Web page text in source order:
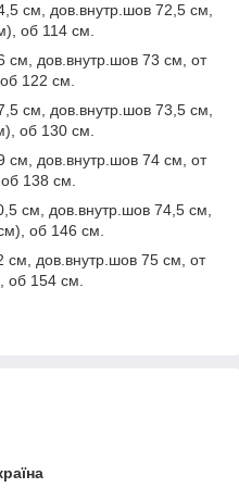
см, дов.внутр.шов 72,5 см,
об 114 см.
см, дов.внутр.шов 73 см, от
122 см.
см, дов.внутр.шов 73,5 см,
об 130 см.
см, дов.внутр.шов 74 см, от
138 см.
см, дов.внутр.шов 74,5 см,
об 146 см.
см, дов.внутр.шов 75 см, от
об 154 см.